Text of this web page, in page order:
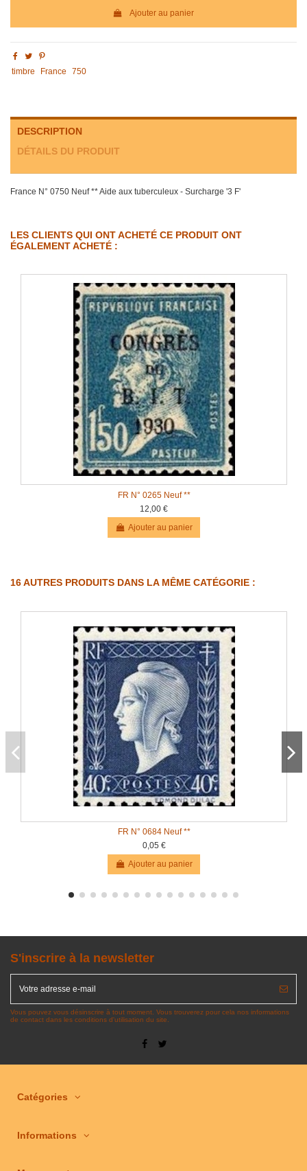
Ajouter au panier
timbre France 750
DESCRIPTION
DÉTAILS DU PRODUIT
France N° 0750 Neuf ** Aide aux tuberculeux - Surcharge '3 F'
LES CLIENTS QUI ONT ACHETÉ CE PRODUIT ONT
ÉGALEMENT ACHETÉ :
FR N° 0265 Neuf **
12,00 €
Ajouter au panier
16 AUTRES PRODUITS DANS LA MÊME CATÉGORIE :
FR N° 0684 Neuf **
0,05 €
Ajouter au panier
S'inscrire à la newsletter
Vous pouvez vous désinscrire à tout moment. Vous trouverez pour cela nos informations
de contact dans les conditions d'utilisation du site.
Catégories
Informations